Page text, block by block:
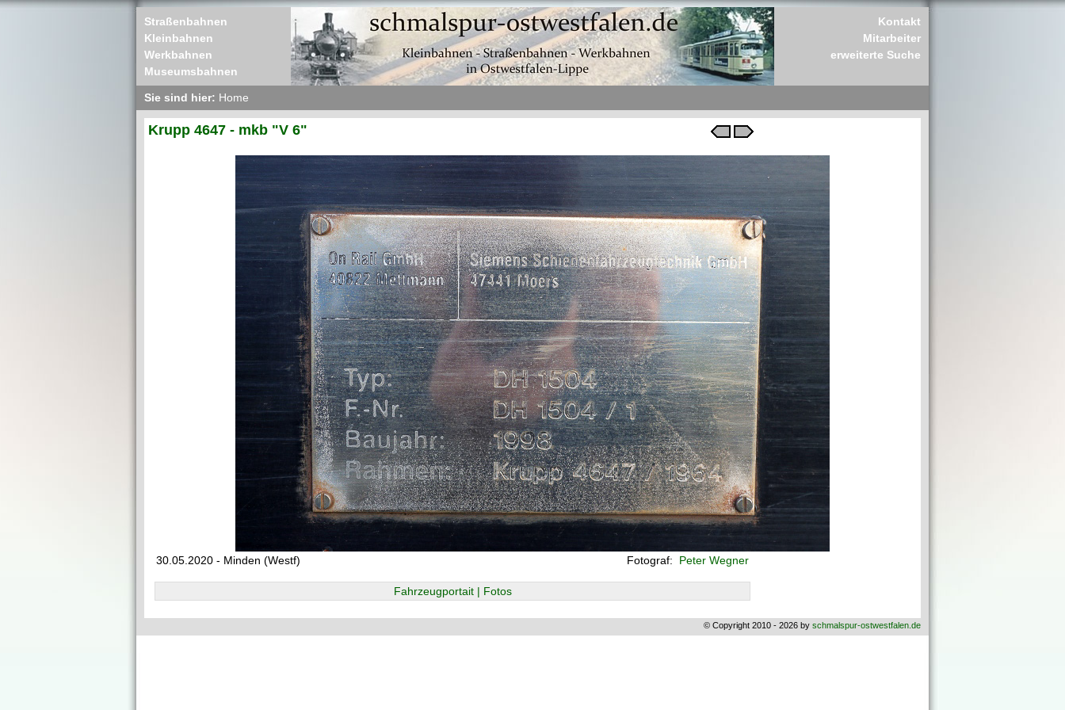
Straßenbahnen
Kleinbahnen
Werkbahnen
Museumsbahnen
Kontakt
Mitarbeiter
erweiterte Suche
Sie sind hier: Home
Krupp 4647 - mkb "V 6"
30.05.2020 - Minden (Westf) Fotograf: Peter Wegner
Fahrzeugportait | Fotos
© Copyright 2010 - 2026 by schmalspur-ostwestfalen.de